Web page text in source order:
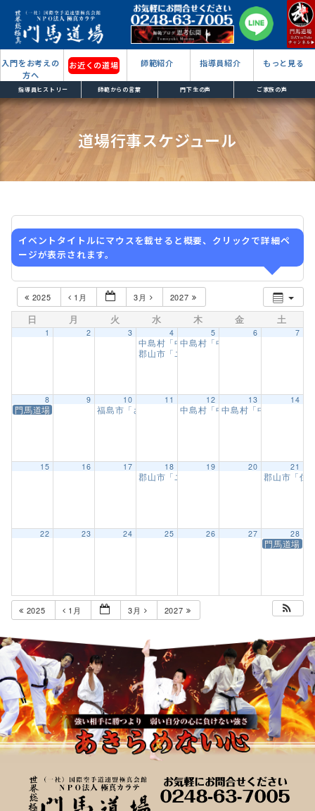
入門をお考えの
方へ
お近くの道場 師範紹介 指導員紹介 もっと見る
指導員ヒストリー 師範からの言葉 門下生の声 ご家族の声
道場行事スケジュール
イベントタイトルにマウスを載せると概要、クリックで詳細ペ
ージが表示されます。
2025 1月 3月 2027
日 月 火 水 木 金 土
1 2 3 4
中島村「中島幼稚園武道教室」年中1回目
郡山市「ユーパロ室ノ木保育園武道教室
5
中島村「中島幼稚園武道教室」
6 7
8
門馬道場「昇級審査会」
9 10
福島市「さくら幼稚園武道教室」【11回目】
11 12
中島村「中島幼稚園武道教室」
13
中島村「中島幼稚園
14
15 16 17 18
郡山市「ユーパロ室ノ木保育園武道教室
19 20 21
郡山市「住
22 23 24 25 26 27 28
門馬道場「
2025 1月 3月 2027